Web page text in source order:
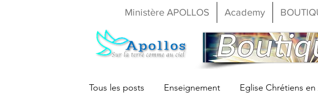
Ministère APOLLOS Academy
Tous les posts Enseignement Eglise Chrétiens